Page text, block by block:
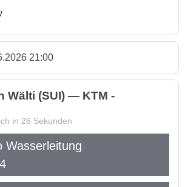
21:00
Wälti (SUI) — KTM -
in 26 Sekunden
Wasserleitung